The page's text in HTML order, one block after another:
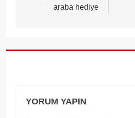
araba hediye
YORUM YAPIN